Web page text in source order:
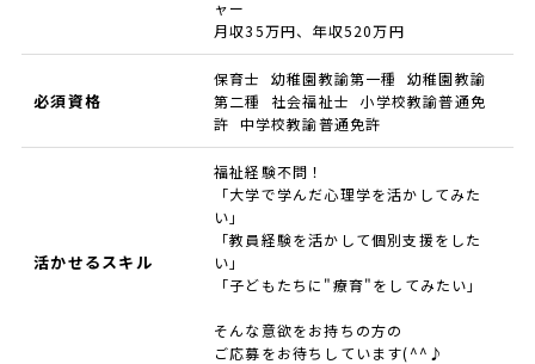
ャー
月収35万円、年収520万円
必須資格
保育士 幼稚園教諭第一種 幼稚園教諭
第二種 社会福祉士 小学校教諭普通免
許 中学校教諭普通免許
活かせるスキル
福祉経験不問！
「大学で学んだ心理学を活かしてみた
い」
「教員経験を活かして個別支援をした
い」
「子どもたちに"療育"をしてみたい」
そんな意欲をお持ちの方の
ご応募をお待ちしています(^^♪